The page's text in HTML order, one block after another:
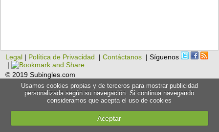
Legal | Política de Privacidad |Contáctanos | Síguenos
|
© 2019 Subingles.com
Usamos cookies propias y de terceros para mostrar publicidad
personalizada según su navegación. Si continua navegando
consideramos que acepta el uso de cookies
Aceptar